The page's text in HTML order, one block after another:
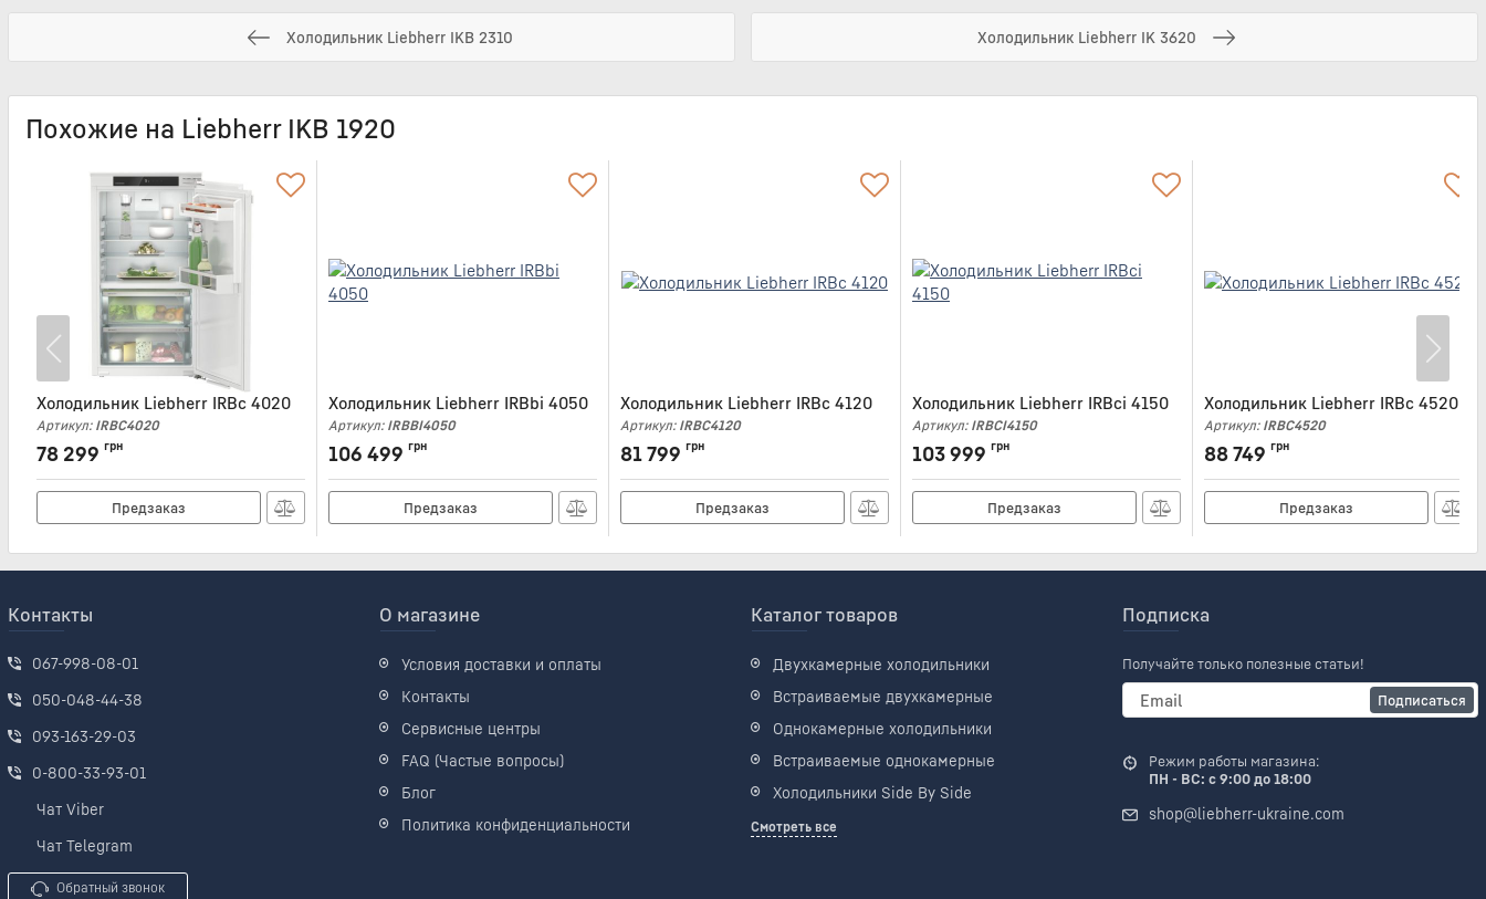
Холодильник Liebherr IKB 2310 Холодильник Liebherr IK 3620
Похожие на Liebherr IKB 1920
Холодильник Liebherr IRBc 4020
Артикул: IRBC4020
78 299 грн
Предзаказ
Холодильник Liebherr IRBbi 4050
Артикул: IRBBI4050
106 499 грн
Предзаказ
Холодильник Liebherr IRBc 4120
Артикул: IRBC4120
81 799 грн
Предзаказ
Холодильник Liebherr IRBci 4150
Артикул: IRBCI4150
103 999 грн
Предзаказ
Холодильник Liebherr IRBc 4520
Артикул: IRBC4520
88 749 грн
Предзаказ
Контакты
067-998-08-01
050-048-44-38
093-163-29-03
0-800-33-93-01
Чат Viber
Чат Telegram
Обратный звонок
О магазине
Условия доставки и оплаты
Контакты
Сервисные центры
FAQ (Частые вопросы)
Блог
Политика конфиденциальности
Каталог товаров
Двухкамерные холодильники
Встраиваемые двухкамерные
Однокамерные холодильники
Встраиваемые однокамерные
Холодильники Side By Side
Смотреть все
Подписка
Получайте только полезные статьи!
Подписаться
Режим работы магазина:
ПН - ВС: с 9:00 до 18:00
shop@liebherr-ukraine.com